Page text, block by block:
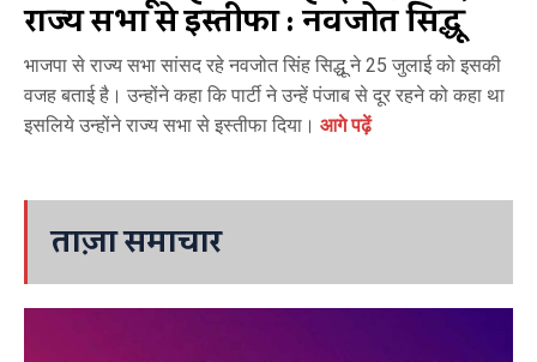
राज्य सभा से इस्तीफा : नवजोत सिद्धू
भाजपा से राज्य सभा सांसद रहे नवजोत सिंह सिद्धू ने 25 जुलाई को इसकी
वजह बताई है। उन्होंने कहा कि पार्टी ने उन्हें पंजाब से दूर रहने को कहा था
इसलिये उन्होंने राज्य सभा से इस्तीफा दिया। आगे पढ़ें
ताज़ा समाचार